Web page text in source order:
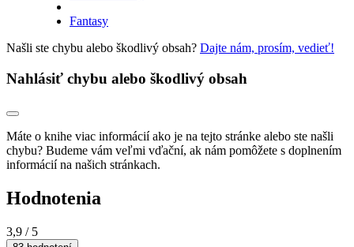
Fantasy
Našli ste chybu alebo škodlivý obsah? Dajte nám, prosím, vedieť!
Nahlásiť chybu alebo škodlivý obsah
Máte o knihe viac informácií ako je na tejto stránke alebo ste našli
chybu? Budeme vám veľmi vďační, ak nám pomôžete s doplnením
informácií na našich stránkach.
Hodnotenia
3,9 / 5